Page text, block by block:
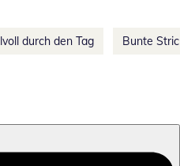
durch den Tag Bunte